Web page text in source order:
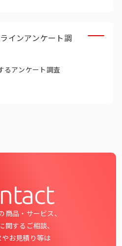
インアンケート調
るアンケート調査
商品・サービス、
関するご相談、
お見積り等は